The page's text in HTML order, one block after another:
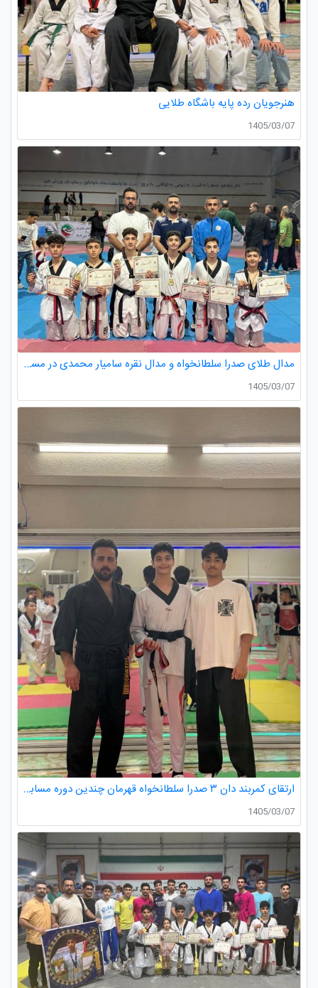
هنرجویان رده پایه باشگاه طلایی
1405/03/07
مدال طلای صدرا سلطانخواه و مدال نقره سامیار محمدی در مسابقات قهرمانی نونهالان استان گیلان
1405/03/07
ارتقای کمربند دان ۳ صدرا سلطانخواه قهرمان چندین دوره مسابقات استانی و کشوری در رده سنی خردسالان و نونهالان
1405/03/07